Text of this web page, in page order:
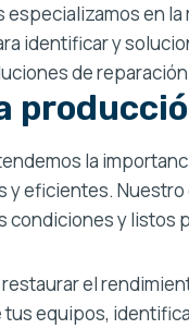
especializamos
identificar y
de
la
y eficientes.
condiciones y listos
el
equipos,